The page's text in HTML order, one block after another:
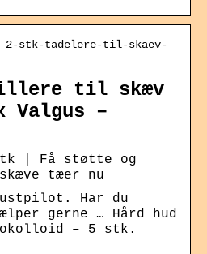
stk-tadelere-til-skaev-
til skæv
Valgus –
stk | Få støtte og
tæer nu
Har du
gerne … Hård hud
– 5 stk.